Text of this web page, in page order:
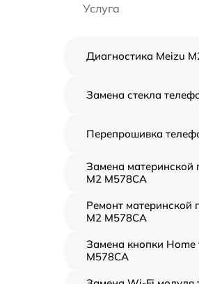
Услуга
Диагностика Meizu
Замена стекла
Перепрошивка
Замена материнской
M2 M578CA
Ремонт материнской
M2 M578CA
Замена кнопки
M578CA